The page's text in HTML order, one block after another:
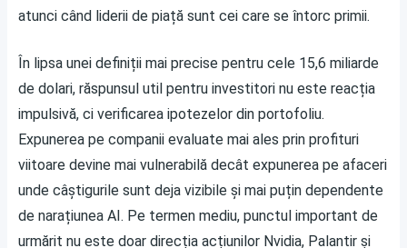
atunci când liderii de piață sunt cei care se întorc primii.
În lipsa unei definiții mai precise pentru cele 15,6 miliarde
de dolari, răspunsul util pentru investitori nu este reacția
impulsivă, ci verificarea ipotezelor din portofoliu.
Expunerea pe companii evaluate mai ales prin profituri
viitoare devine mai vulnerabilă decât expunerea pe afaceri
unde câștigurile sunt deja vizibile și mai puțin dependente
de narațiunea AI. Pe termen mediu, punctul important de
urmărit nu este doar direcția acțiunilor Nvidia, Palantir și